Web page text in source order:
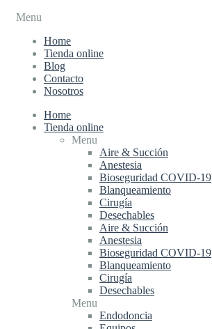
Menu
Home
Tienda online
Blog
Contacto
Nosotros
Home
Tienda online
Menu
Aire & Succión
Anestesia
Bioseguridad COVID-19
Blanqueamiento
Cirugía
Desechables
Aire & Succión
Anestesia
Bioseguridad COVID-19
Blanqueamiento
Cirugía
Desechables
Menu
Endodoncia